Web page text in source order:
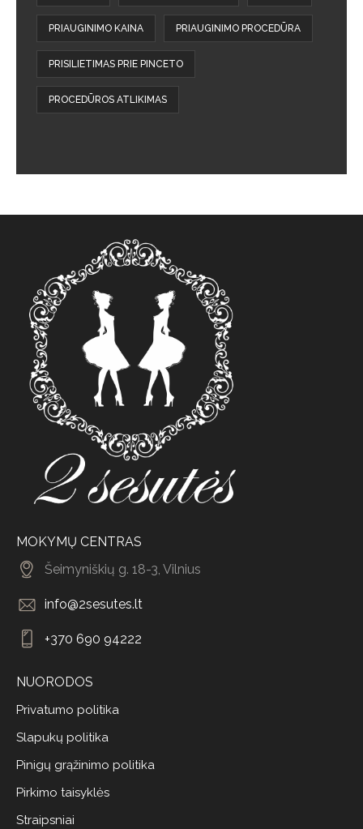
PRIAUGINIMO KAINA PRIAUGINIMO PROCEDŪRA
PRISILIETIMAS PRIE PINCETO
PROCEDŪROS ATLIKIMAS
MOKYMŲ CENTRAS
Šeimyniškių g. 18-3, Vilnius
info@2sesutes.lt
+370 690 94222
NUORODOS
Privatumo politika
Slapukų politika
Pinigų grąžinimo politika
Pirkimo taisyklės
Straipsniai